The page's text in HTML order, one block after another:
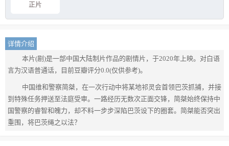
正片
详情介绍
本片(剧)是一部中国大陆制片作品的剧情片，于2020年上映。对白语
言为汉语普通话，目前豆瓣评分0.0(仅供参考)。
中国维和警察简桀，在一次行动中将某地祁灵会首领巴茨抓捕，并接
到特殊任务押送至法庭受审。一路经历无数次正面交锋，简桀始终保持中
国警察的睿智和魄力，却不料一步步深陷巴茨设下的圈套。简桀能否突出
重围，将巴茨绳之以法？